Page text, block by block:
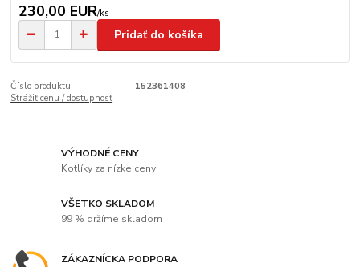
230,00 EUR/ks
Pridať do košíka
Číslo produktu:
152361408
Strážiť cenu / dostupnosť
VÝHODNÉ CENY
Kotlíky za nízke ceny
VŠETKO SKLADOM
99 % držíme skladom
ZÁKAZNÍCKA PODPORA